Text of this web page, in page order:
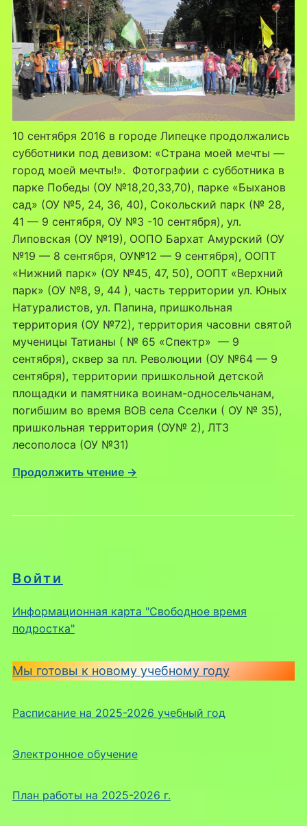
Войти
Информационная карта "Свободное время
подростка"
Мы готовы к новому учебному году
Расписание на 2025-2026 учебный год
Электронное обучение
План работы на 2025-2026 г.
10 сентября 2016 в городе Липецке продолжались
субботники под девизом: «Страна моей мечты —
город моей мечты!». Фотографии с субботника в
парке Победы (ОУ №18,20,33,70), парке «Быханов
сад» (ОУ №5, 24, 36, 40), Сокольский парк (№ 28,
41 — 9 сентября, ОУ №3 -10 сентября), ул.
Липовская (ОУ №19), ООПО Бархат Амурский (ОУ
№19 — 8 сентября, ОУ№12 — 9 сентября), ООПТ
«Нижний парк» (ОУ №45, 47, 50), ООПТ «Верхний
парк» (ОУ №8, 9, 44 ), часть территории ул. Юных
Натуралистов, ул. Папина, пришкольная
территория (ОУ №72), территория часовни святой
мученицы Татианы ( № 65 «Спектр» — 9
сентября), сквер за пл. Революции (ОУ №64 — 9
сентября), территории пришкольной детской
площадки и памятника воинам-односельчанам,
погибшим во время ВОВ села Сселки ( ОУ № 35),
пришкольная территория (ОУ№ 2), ЛТЗ
лесополоса (ОУ №31)
Продолжить чтение →